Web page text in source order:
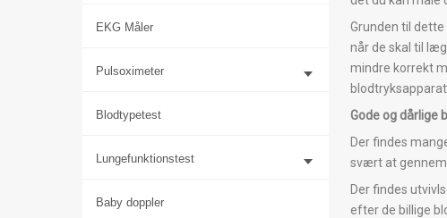
EKG Måler
Pulsoximeter
Blodtypetest
Lungefunktionstest
Baby doppler
Grunden til
når de skal til
mindre korrekt
Gode og dårlige
Der findes
svært at
Der findes
efter de billige